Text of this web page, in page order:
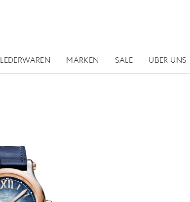
LEDERWAREN MARKEN SALE ÜBER UNS